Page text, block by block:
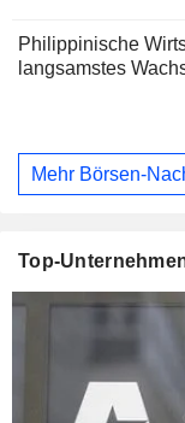
Philippinische
langsamstes
Mehr Börsen-
Top-